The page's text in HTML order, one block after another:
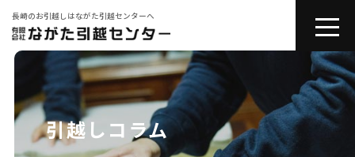
長崎のお引越しはながた引越センターへ
toggle
会社紹介
お引越しサービス
引越しコラム